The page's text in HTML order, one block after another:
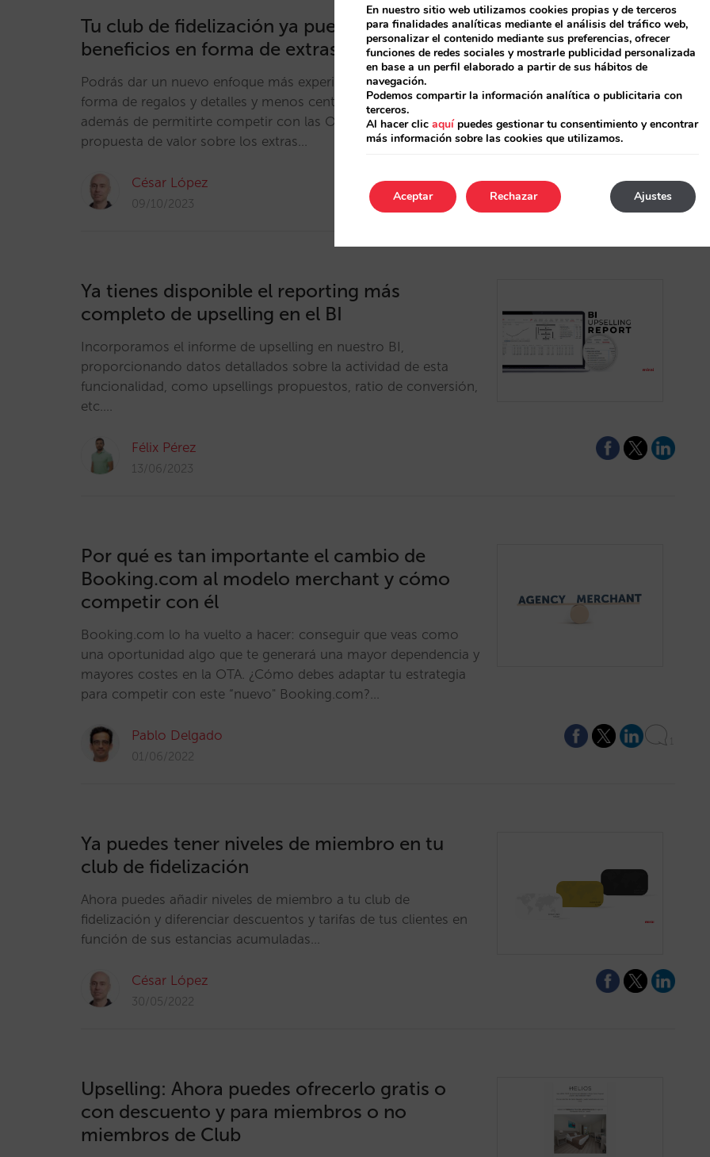
Tu club de fidelización ya puede ofrecer
beneficios en forma de extras
Podrás dar un nuevo enfoque más experiencial a tu club en
forma de regalos y detalles y menos centrado en descuentos,
además de permitirte competir con las OTA con su misma
propuesta de valor sobre los extras…
César López
09/10/2023
Ya tienes disponible el reporting más
completo de upselling en el BI
Incorporamos el informe de upselling en nuestro BI,
proporcionando datos detallados sobre la actividad de esta
funcionalidad, como upsellings propuestos, ratio de conversión,
etc.…
Félix Pérez
13/06/2023
Por qué es tan importante el cambio de
Booking.com al modelo merchant y cómo
competir con él
Booking.com lo ha vuelto a hacer: conseguir que veas como
una oportunidad algo que te generará una mayor dependencia y
mayores costes en la OTA. ¿Cómo debes adaptar tu estrategia
para competir con este “nuevo" Booking.com?…
Pablo Delgado
01/06/2022
Ya puedes tener niveles de miembro en tu
club de fidelización
Ahora puedes añadir niveles de miembro a tu club de
fidelización y diferenciar descuentos y tarifas de tus clientes en
función de sus estancias acumuladas…
César López
30/05/2022
Upselling: Ahora puedes ofrecerlo gratis o
con descuento y para miembros o no
miembros de Club
En nuestro sitio web utilizamos cookies propias y de terceros
para finalidades analíticas mediante el análisis del tráfico web,
personalizar el contenido mediante sus preferencias, ofrecer
funciones de redes sociales y mostrarle publicidad personalizada
en base a un perfil elaborado a partir de sus hábitos de
navegación.
Podemos compartir la información analítica o publicitaria con
terceros.
Al hacer clic aquípuedes gestionar tu consentimiento y encontrar
más información sobre las cookies que utilizamos.
Aceptar Ajustes
Rechazar